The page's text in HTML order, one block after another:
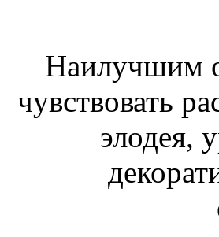
Наилучшим
чувствовать
элодея,